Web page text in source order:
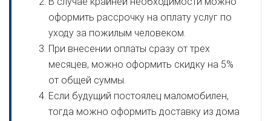
оформить рассрочку на оплату услуг по
уходу за пожилым человеком.
При внесении оплаты сразу от трех
месяцев, можно оформить скидку на 5%
от общей суммы.
Если будущий постоялец маломобилен,
тогда можно оформить доставку из дома